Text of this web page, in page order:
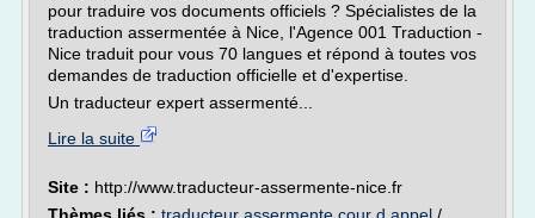
pour traduire vos documents officiels ? Spécialistes de la
traduction assermentée à Nice, l'Agence 001 Traduction -
Nice traduit pour vous 70 langues et répond à toutes vos
demandes de traduction officielle et d'expertise.
Un traducteur expert assermenté...
Lire la suite
Site : http://www.traducteur-assermente-nice.fr